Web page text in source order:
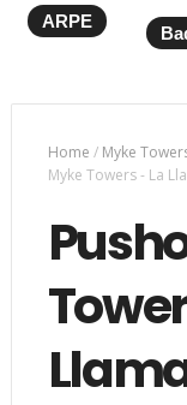
ARPE
Home / Myke
Myke Towers - La